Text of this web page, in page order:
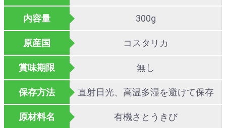
内容量 300g
原産国 コスタリカ
賞味期限 無し
保存方法 直射日光、高温多湿を避けて保存
原材料名 有機さとうきび